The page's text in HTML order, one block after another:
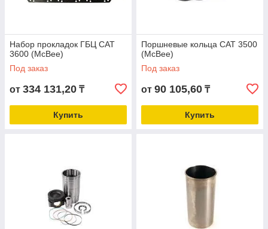
Набор прокладок ГБЦ CAT
3600 (McBee)
Под заказ
от 334 131,20 ₸
Купить
Поршневые кольца CAT 3500
(McBee)
Под заказ
от 90 105,60 ₸
Купить